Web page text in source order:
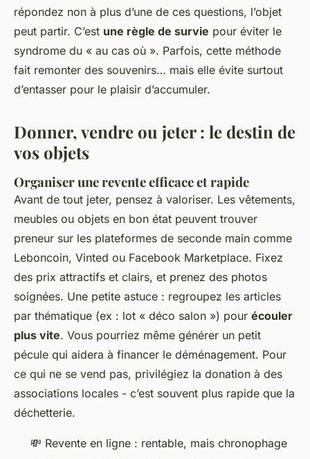
répondez non à plus d’une de ces questions, l’objet
peut partir. C’est une règle de survie pour éviter le
syndrome du « au cas où ». Parfois, cette méthode
fait remonter des souvenirs… mais elle évite surtout
d’entasser pour le plaisir d’accumuler.
Donner, vendre ou jeter : le destin de
vos objets
Organiser une revente efficace et rapide
Avant de tout jeter, pensez à valoriser. Les vêtements,
meubles ou objets en bon état peuvent trouver
preneur sur les plateformes de seconde main comme
Leboncoin, Vinted ou Facebook Marketplace. Fixez
des prix attractifs et clairs, et prenez des photos
soignées. Une petite astuce : regroupez les articles
par thématique (ex : lot « déco salon ») pour écouler
plus vite. Vous pourriez même générer un petit
pécule qui aidera à financer le déménagement. Pour
ce qui ne se vend pas, privilégiez la donation à des
associations locales - c’est souvent plus rapide que la
déchetterie.
💸 Revente en ligne : rentable, mais chronophage